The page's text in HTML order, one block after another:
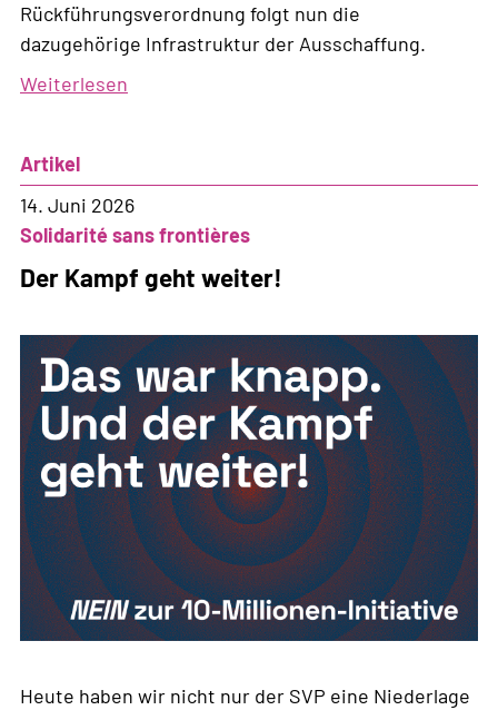
Rückführungsverordnung folgt nun die
dazugehörige Infrastruktur der Ausschaffung.
Weiterlesen
Ausschaffung
Artikel
14. Juni 2026
Solidarité sans frontières
Der Kampf geht weiter!
Heute haben wir nicht nur der SVP eine Niederlage